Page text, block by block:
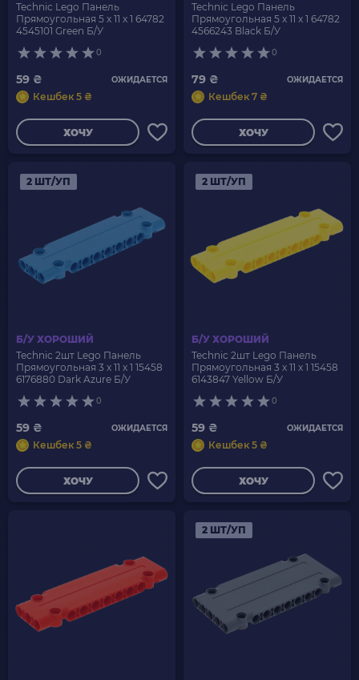
Technic Lego Панель
Прямоугольная 5 x 11 x 1 64782
4545101 Green Б/У
0
59 ₴ ОЖИДАЕТСЯ
Кешбек 5 ₴
ХОЧУ
Technic Lego Панель
Прямоугольная 5 x 11 x 1 64782
4566243 Black Б/У
0
79 ₴ ОЖИДАЕТСЯ
Кешбек 7 ₴
ХОЧУ
2 ШТ/УП
Б/У ХОРОШИЙ
Technic 2шт Lego Панель
Прямоугольная 3 x 11 x 1 15458
6176880 Dark Azure Б/У
0
59 ₴ ОЖИДАЕТСЯ
Кешбек 5 ₴
ХОЧУ
2 ШТ/УП
Б/У ХОРОШИЙ
Technic 2шт Lego Панель
Прямоугольная 3 x 11 x 1 15458
6143847 Yellow Б/У
0
59 ₴ ОЖИДАЕТСЯ
Кешбек 5 ₴
ХОЧУ
2 ШТ/УП